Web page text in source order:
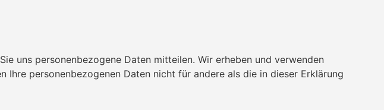
uns personenbezogene Daten mitteilen. Wir erheben und verwenden
personenbezogenen Daten nicht für andere als die in dieser Erklärung